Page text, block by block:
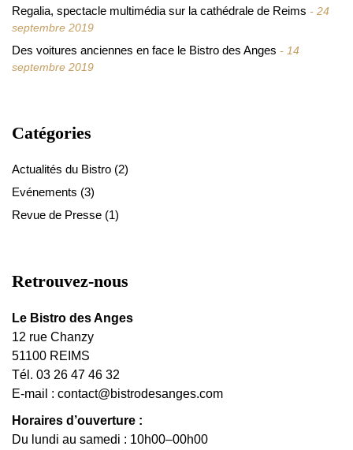
Regalia, spectacle multimédia sur la cathédrale de Reims
24
septembre 2019
Des voitures anciennes en face le Bistro des Anges
14
septembre 2019
Catégories
Actualités du Bistro (2)
Evénements (3)
Revue de Presse (1)
Retrouvez-nous
Le Bistro des Anges
12 rue Chanzy
51100 REIMS
Tél. 03 26 47 46 32
E-mail : contact@bistrodesanges.com
Horaires d’ouverture :
Du lundi au samedi : 10h00–00h00